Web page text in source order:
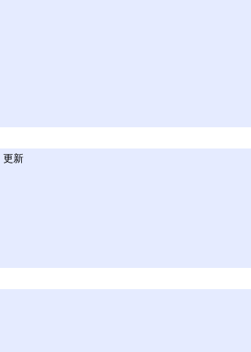
更新